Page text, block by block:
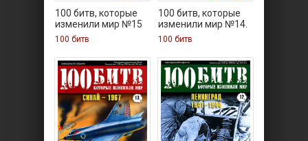
100 битв, которые
изменили мир №15
100 битв
100 битв, которые
изменили мир №14.
100 битв